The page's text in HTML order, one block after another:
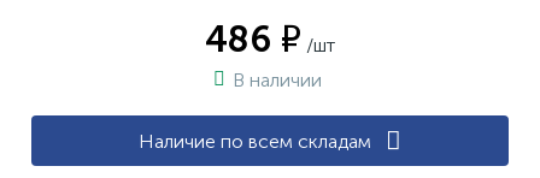
486 ₽ /шт
В наличии
Наличие по всем складам